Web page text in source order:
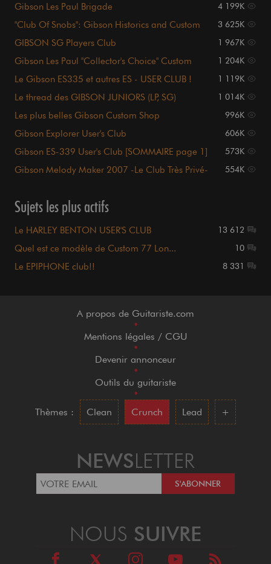
Gibson Les Paul Brigade 4 199K
"Club Of Snobs": Gibson Historics and Custom
3 625K
GIBSON SG Players Club 1 967K
Gibson Les Paul "Collector's Choice" Custom
1 204K
Le Gibson ES335 et autres ES - USER CLUB ! 1 119K
Le thread des GIBSON JUNIORS (LP, SG) 1 014K
Les plus belles Gibson Custom Shop 996K
Gibson Explorer User's Club 606K
Gibson ES-339 User's Club [SOMMAIRE page 1] 573K
Gibson Melody Maker 2007 -Le Club Très Privé- 554K
Sujets les plus actifs
Le HARLEY BENTON USER'S CLUB 13 612
Quel est ce modèle de Custom 77 Lon... 10
Le EPIPHONE club!! 8 331
A propos de Guitariste.com
•
Mentions légales / CGU
•
Devenir annonceur
•
Outils du guitariste
•
Thèmes :
Clean Crunch Lead +
NEWSLETTER
NOUS SUIVRE